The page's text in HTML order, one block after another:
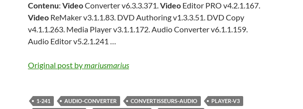
Contenu: VideoConverter v6.3.3.371.Video Editor PRO v4.2.1.167.
Video ReMaker v3.1.1.83. DVD Authoring v1.3.3.51. DVD Copy
v4.1.1.263. Media Player v3.1.1.172. Audio Converter v6.1.1.159.
Audio Editor v5.2.1.241 …
Original post bymariusmarius
1-241 AUDIO-CONVERTER CONVERTISSEURS-AUDIO
PLAYER-V3